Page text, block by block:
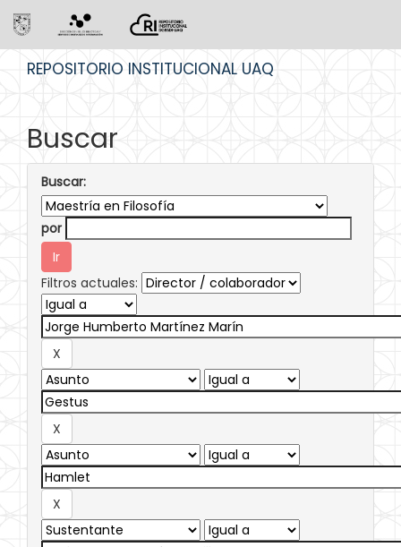
REPOSITORIO INSTITUCIONAL UAQ
Buscar
Buscar:
por
Filtros actuales: